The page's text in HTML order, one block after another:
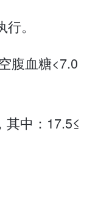
。
腹血糖<7.0
其中：17.5≤